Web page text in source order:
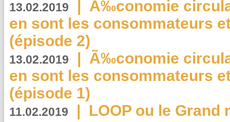
13.02.2019 | Ã‰conomie
en sont les consommateurs
(épisode 2)
13.02.2019 | Ã‰conomie
en sont les consommateurs
(épisode 1)
11.02.2019 | LOOP ou le Grand